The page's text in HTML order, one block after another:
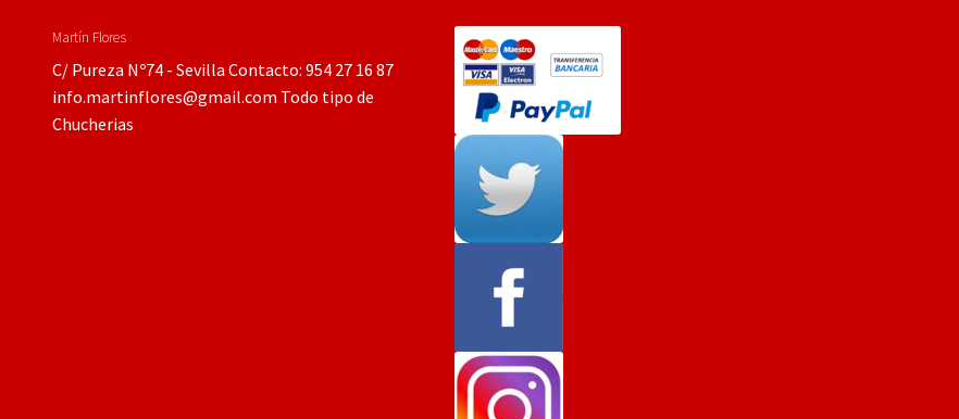
Martín Flores
C/ Pureza Nº74 - Sevilla Contacto: 954 27 16 87
info.martinflores@gmail.com Todo tipo de
Chucherias